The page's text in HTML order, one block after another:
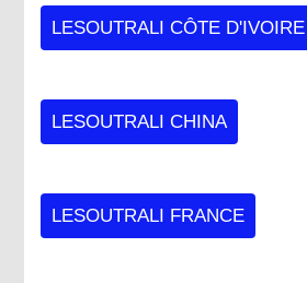
LESOUTRALI CÔTE D'IVOIRE
LESOUTRALI CHINA
LESOUTRALI FRANCE